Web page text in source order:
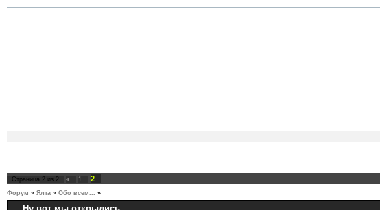
Страница 2 из 2 « 1 2
Форум » Ялта » Обо всем... »